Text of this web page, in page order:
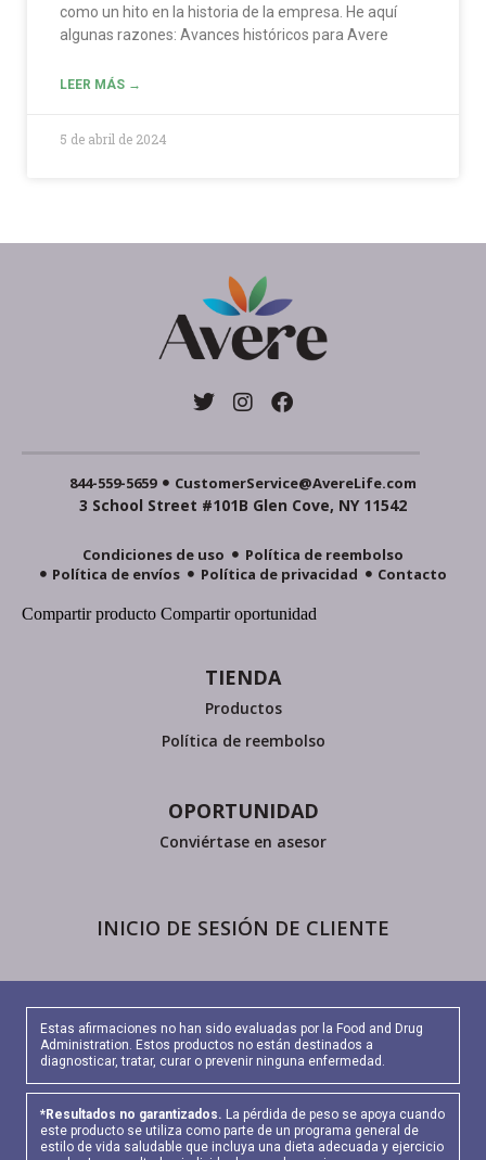
como un hito en la historia de la empresa. He aquí
algunas razones: Avances históricos para Avere
LEER MÁS →
5 de abril de 2024
844-559-5659 CustomerService@AvereLife.com
3 School Street #101B Glen Cove, NY 11542
Condiciones de uso
Política de reembolso
Política de envíos
Política de privacidad Contacto
Compartir producto Compartir oportunidad
TIENDA
Productos
Política de reembolso
OPORTUNIDAD
Conviértase en asesor
INICIO DE SESIÓN DE CLIENTE
Estas afirmaciones no han sido evaluadas por la Food and Drug
Administration. Estos productos no están destinados a
diagnosticar, tratar, curar o prevenir ninguna enfermedad.
*Resultados no garantizados. La pérdida de peso se apoya cuando
este producto se utiliza como parte de un programa general de
estilo de vida saludable que incluya una dieta adecuada y ejercicio